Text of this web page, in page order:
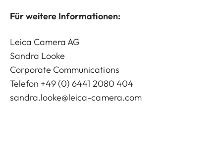
Für weitere Informationen:
Leica Camera AG
Sandra Looke
Corporate Communications
Telefon +49 (0) 6441 2080 404
sandra.looke@leica-camera.com